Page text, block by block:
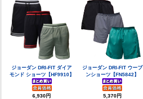
ジョーダン DRI-FIT ダイア
モンド ショーツ【HF9910】
6,930円
ジョーダン DRI-FIT ウーブ
ンショーツ【FN5842】
5,370円